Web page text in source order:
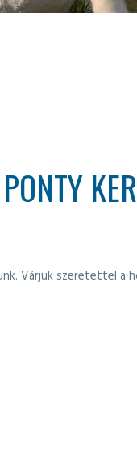
Várjuk szeretettel a